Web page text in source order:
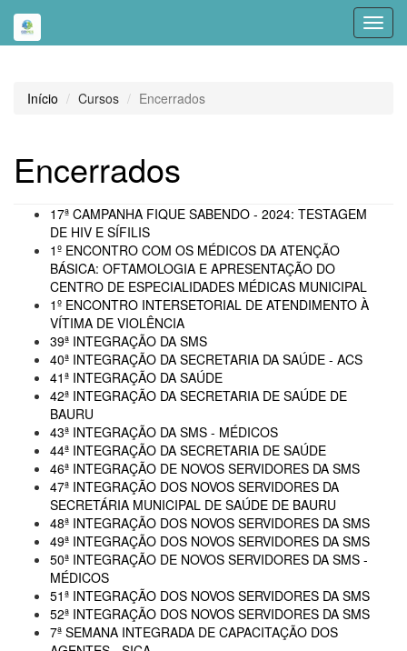
Início Cursos Encerrados
Encerrados
17ª CAMPANHA FIQUE SABENDO - 2024: TESTAGEM
DE HIV E SÍFILIS
1º ENCONTRO COM OS MÉDICOS DA ATENÇÃO
BÁSICA: OFTAMOLOGIA E APRESENTAÇÃO DO
CENTRO DE ESPECIALIDADES MÉDICAS MUNICIPAL
1º ENCONTRO INTERSETORIAL DE ATENDIMENTO À
VÍTIMA DE VIOLÊNCIA
39ª INTEGRAÇÃO DA SMS
40ª INTEGRAÇÃO DA SECRETARIA DA SAÚDE - ACS
41ª INTEGRAÇÃO DA SAÚDE
42ª INTEGRAÇÃO DA SECRETARIA DE SAÚDE DE
BAURU
43ª INTEGRAÇÃO DA SMS - MÉDICOS
44ª INTEGRAÇÃO DA SECRETARIA DE SAÚDE
46ª INTEGRAÇÃO DE NOVOS SERVIDORES DA SMS
47ª INTEGRAÇÃO DOS NOVOS SERVIDORES DA
SECRETÁRIA MUNICIPAL DE SAÚDE DE BAURU
48ª INTEGRAÇÃO DOS NOVOS SERVIDORES DA SMS
49ª INTEGRAÇÃO DOS NOVOS SERVIDORES DA SMS
50ª INTEGRAÇÃO DE NOVOS SERVIDORES DA SMS -
MÉDICOS
51ª INTEGRAÇÃO DOS NOVOS SERVIDORES DA SMS
52ª INTEGRAÇÃO DOS NOVOS SERVIDORES DA SMS
7ª SEMANA INTEGRADA DE CAPACITAÇÃO DOS